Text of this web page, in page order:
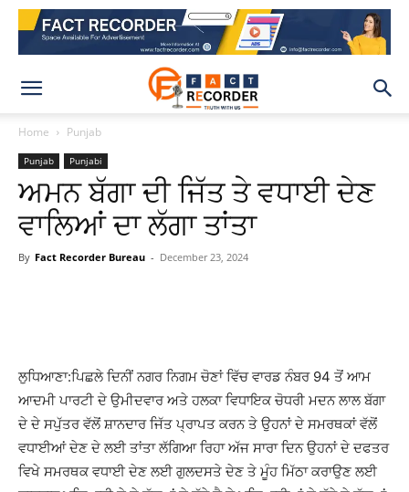
Home Punjab
Punjab Punjabi
ਅਮਨ ਬੱਗਾ ਦੀ ਜਿੱਤ ਤੇ ਵਧਾਈ ਦੇਣ
ਵਾਲਿਆਂ ਦਾ ਲੱਗਾ ਤਾਂਤਾ
By Fact Recorder Bureau - December 23, 2024
ਲੁਧਿਆਣਾ:ਪਿਛਲੇ ਦਿਨੀਂ ਨਗਰ ਨਿਗਮ ਚੋਣਾਂ ਵਿੱਚ ਵਾਰਡ ਨੰਬਰ 94 ਤੋਂ ਆਮ
ਆਦਮੀ ਪਾਰਟੀ ਦੇ ਉਮੀਦਵਾਰ ਅਤੇ ਹਲਕਾ ਵਿਧਾਇਕ ਚੋਧਰੀ ਮਦਨ ਲਾਲ ਬੱਗਾ
ਦੇ ਦੇ ਸਪੁੱਤਰ ਵੱਲੋਂ ਸ਼ਾਨਦਾਰ ਜਿੱਤ ਪ੍ਰਾਪਤ ਕਰਨ ਤੇ ਉਹਨਾਂ ਦੇ ਸਮਰਥਕਾਂ ਵੱਲੋਂ
ਵਧਾਈਆਂ ਦੇਣ ਦੇ ਲਈ ਤਾਂਤਾ ਲੱਗਿਆ ਰਿਹਾ ਅੱਜ ਸਾਰਾ ਦਿਨ ਉਹਨਾਂ ਦੇ ਦਫਤਰ
ਵਿਖੇ ਸਮਰਥਕ ਵਧਾਈ ਦੇਣ ਲਈ ਗੁਲਦਸਤੇ ਦੇਣ ਤੇ ਮੂੰਹ ਮਿੱਠਾ ਕਰਾਉਣ ਲਈ